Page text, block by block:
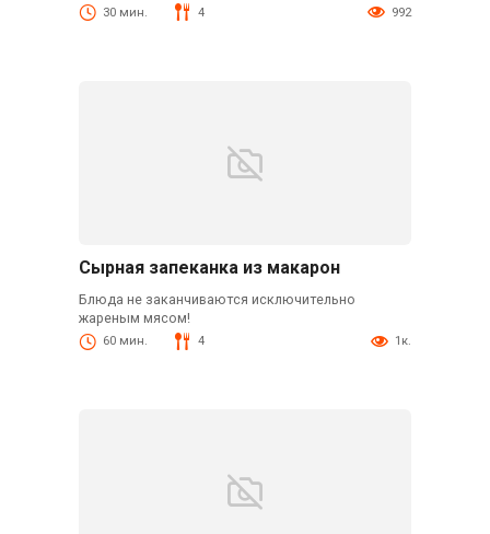
30 мин. 4 992
Сырная запеканка из макарон
Блюда не заканчиваются исключительно
жареным мясом!
60 мин. 4 1к.